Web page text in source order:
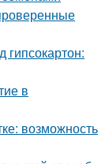
гипсокартон:
в
возможность